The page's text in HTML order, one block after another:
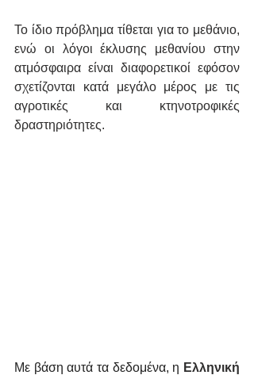
Το ίδιο πρόβλημα τίθεται για το μεθάνιο,
ενώ οι λόγοι έκλυσης μεθανίου στην
ατμόσφαιρα είναι διαφορετικοί εφόσον
σχετίζονται κατά μεγάλο μέρος με τις
αγροτικές και κτηνοτροφικές
δραστηριότητες.
Με βάση αυτά τα δεδομένα, η Ελληνική